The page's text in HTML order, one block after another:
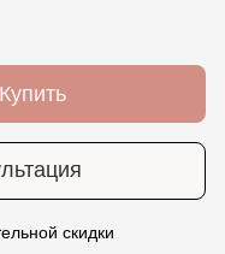
Купить
скидки